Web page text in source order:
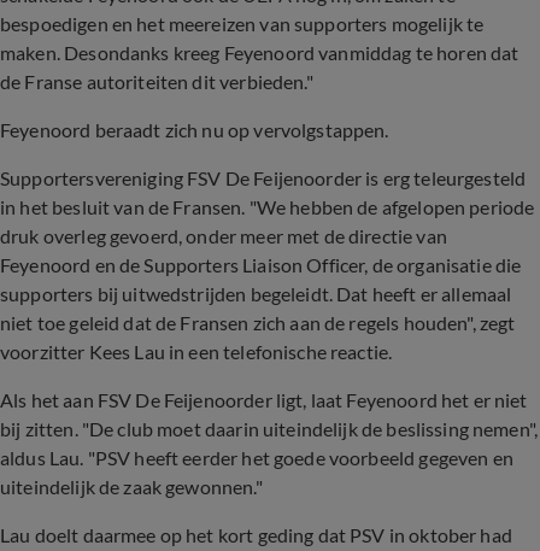
bespoedigen en het meereizen van supporters mogelijk te
maken. Desondanks kreeg Feyenoord vanmiddag te horen dat
de Franse autoriteiten dit verbieden."
Feyenoord beraadt zich nu op vervolgstappen.
Supportersvereniging FSV De Feijenoorder is erg teleurgesteld
in het besluit van de Fransen. "We hebben de afgelopen periode
druk overleg gevoerd, onder meer met de directie van
Feyenoord en de Supporters Liaison Officer, de organisatie die
supporters bij uitwedstrijden begeleidt. Dat heeft er allemaal
niet toe geleid dat de Fransen zich aan de regels houden", zegt
voorzitter Kees Lau in een telefonische reactie.
Als het aan FSV De Feijenoorder ligt, laat Feyenoord het er niet
bij zitten. "De club moet daarin uiteindelijk de beslissing nemen",
aldus Lau. "PSV heeft eerder het goede voorbeeld gegeven en
uiteindelijk de zaak gewonnen."
Lau doelt daarmee op het kort geding dat PSV in oktober had